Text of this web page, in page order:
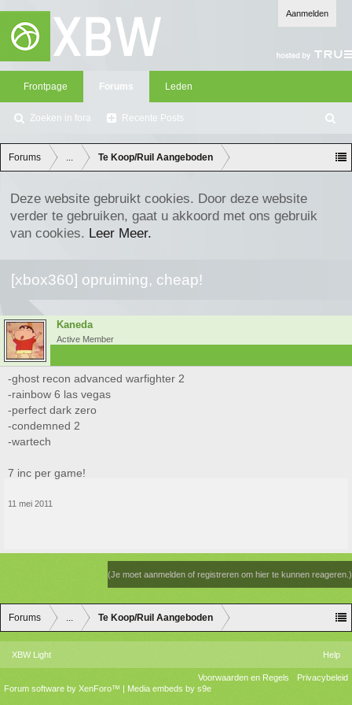
Aanmelden
Frontpage Forums
Zoeken in fora Recente Posts
Leden
oe
ke
n
Forums ... Te Koop/Ruil Aangeboden
Deze website gebruikt cookies. Door deze website
verder te gebruiken, gaat u akkoord met ons gebruik
van cookies. Leer Meer.
[xbox360] opruiming, cheap!
Kaneda
Active Member
-ghost recon advanced warfighter 2
-rainbow 6 las vegas
-perfect dark zero
-condemned 2
-wartech
7 inc per game!
11 mei 2011
(Je moet aanmelden of registreren om hier te kunnen reageren.)
Forums ... Te Koop/Ruil Aangeboden
XBW Light Help
Voorwaarden en Regels
Privacybeleid
Forum software by XenForo™ | Media embeds by s9e